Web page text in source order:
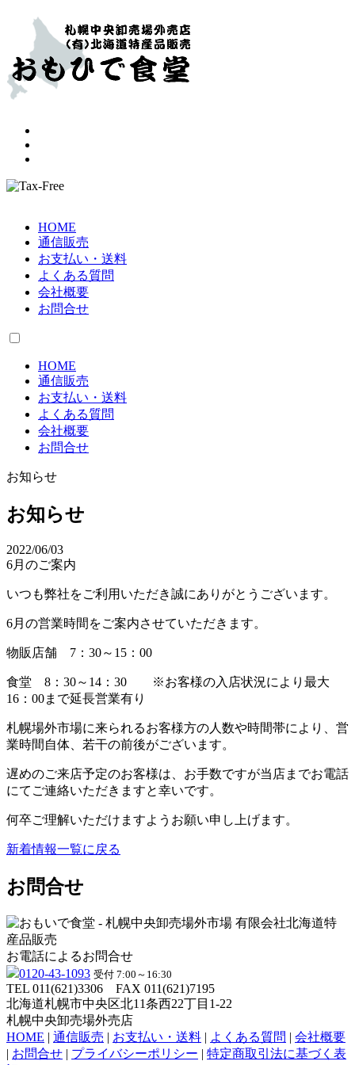
HOME
通信販売
お支払い・送料
よくある質問
会社概要
お問合せ
HOME
通信販売
お支払い・送料
よくある質問
会社概要
お問合せ
お知らせ
お知らせ
2022/06/03
6月のご案内
いつも弊社をご利用いただき誠にありがとうございます。
6月の営業時間をご案内させていただきます。
物販店舗 7：30～15：00
食堂 8：30～14：30 ※お客様の入店状況により最大
16：00まで延長営業有り
札幌場外市場に来られるお客様方の人数や時間帯により、営
業時間自体、若干の前後がございます。
遅めのご来店予定のお客様は、お手数ですが当店までお電話
にてご連絡いただきますと幸いです。
何卒ご理解いただけますようお願い申し上げます。
新着情報一覧に戻る
お問合せ
お電話によるお問合せ
0120-43-1093 受付 7:00～16:30
TEL 011(621)3306 FAX 011(621)7195
北海道札幌市中央区北11条西22丁目1-22
札幌中央卸売場外売店
HOME | 通信販売 | お支払い・送料 | よくある質問 | 会社概要
| お問合せ | プライバシーポリシー | 特定商取引法に基づく表